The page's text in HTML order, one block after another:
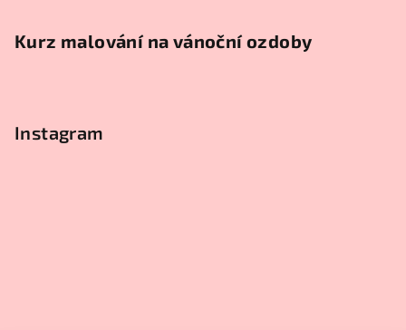
Kurz malování na vánoční ozdoby
Instagram